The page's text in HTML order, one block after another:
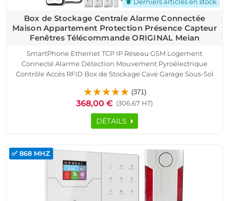
notifications_active
Box de Stockage Centrale Alarme Connectée
Maison Appartement Protection Présence Capteur
Fenêtres Télécommande ORIGINAL Meian
SmartPhone Ethernet TCP IP Réseau GSM Logement
Connecté Alarme Détection Mouvement Pyroélectrique
Contrôle Accès RFID Box de Stockage Cave Garage Sous-Sol
Télécommande Détecteur Ouverture Sirène
(371)
368,00 € (306.67 HT)
DÉTAILS
✅ 868 MHZ